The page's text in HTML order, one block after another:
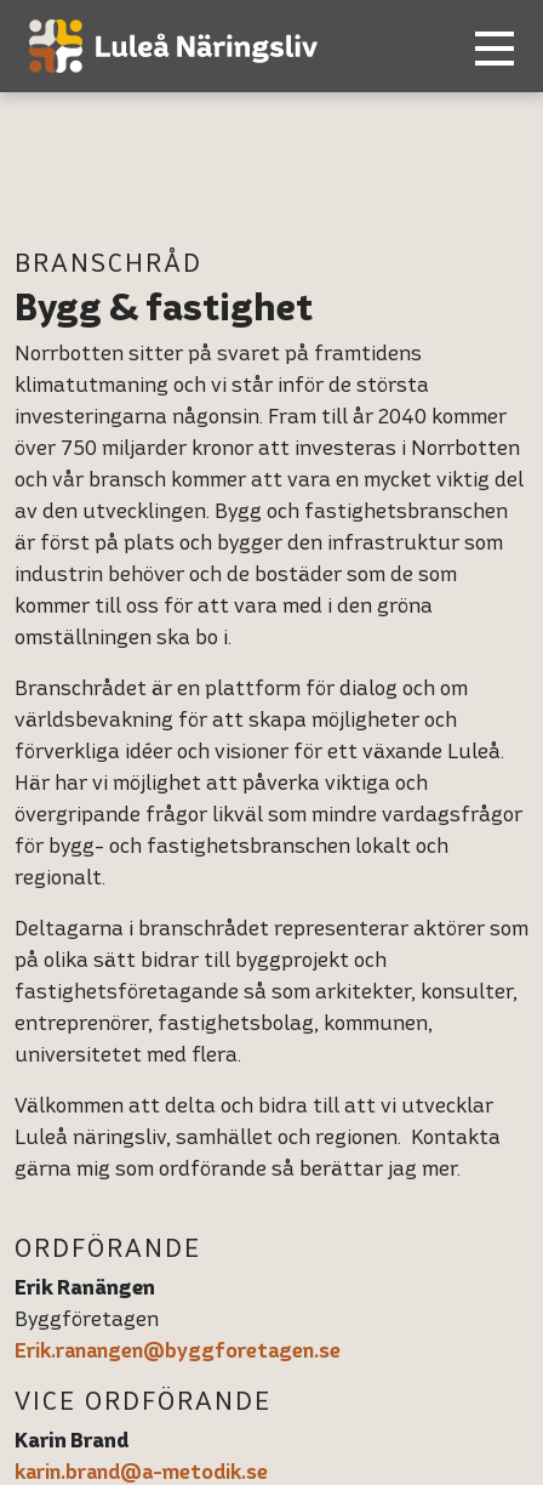
BRANSCHRÅD
Bygg & fastighet
Norrbotten sitter på svaret på framtidens
klimatutmaning och vi står inför de största
investeringarna någonsin. Fram till år 2040 kommer
över 750 miljarder kronor att investeras i Norrbotten
och vår bransch kommer att vara en mycket viktig del
av den utvecklingen. Bygg och fastighetsbranschen
är först på plats och bygger den infrastruktur som
industrin behöver och de bostäder som de som
kommer till oss för att vara med i den gröna
omställningen ska bo i.
Branschrådet är en plattform för dialog och om
världsbevakning för att skapa möjligheter och
förverkliga idéer och visioner för ett växande Luleå.
Här har vi möjlighet att påverka viktiga och
övergripande frågor likväl som mindre vardagsfrågor
för bygg- och fastighetsbranschen lokalt och
regionalt.
Deltagarna i branschrådet representerar aktörer som
på olika sätt bidrar till byggprojekt och
fastighetsföretagande så som arkitekter, konsulter,
entreprenörer, fastighetsbolag, kommunen,
universitetet med flera.
Välkommen att delta och bidra till att vi utvecklar
Luleå näringsliv, samhället och regionen. Kontakta
gärna mig som ordförande så berättar jag mer.
ORDFÖRANDE
Erik Ranängen
Byggföretagen
Erik.ranangen@byggforetagen.se
VICE ORDFÖRANDE
Karin Brand
karin.brand@a-metodik.se